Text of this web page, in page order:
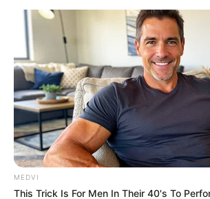
90s Hair Trends That Screamed
MEDVI
This Trick Is For Men In Their 40's To